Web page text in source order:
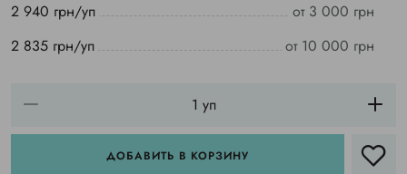
2 940 грн/уп
от 3 000 грн
2 835 грн/уп
от 10 000 грн
ДОБАВИТЬ В КОРЗИНУ